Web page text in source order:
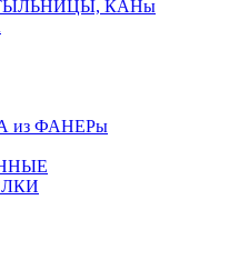
КАНы
из ФАНЕРы